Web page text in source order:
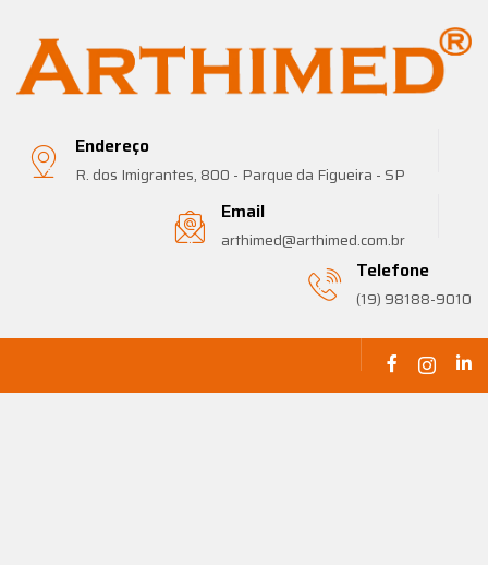
Endereço
R. dos Imigrantes, 800 - Parque da Figueira - SP
Email
arthimed@arthimed.com.br
Telefone
(19) 98188-9010